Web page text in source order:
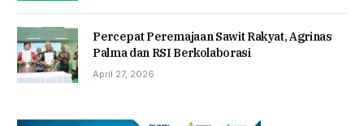
Percepat Peremajaan Sawit Rakyat, Agrinas
Palma dan RSI Berkolaborasi
April 27, 2026